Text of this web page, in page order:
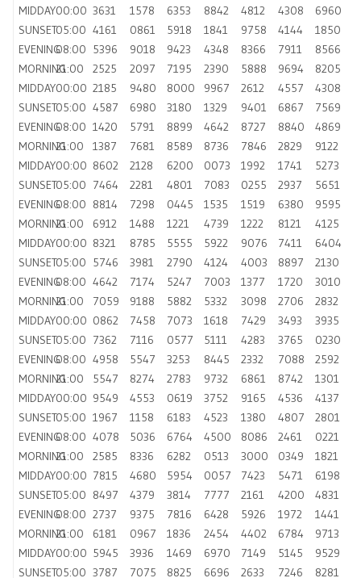
MIDDAY00:00 3631 1578 6353 8842 4812 4308
6960
SUNSET05:00 4161 0861 5918 1841 9758 4144
1850
EVENING08:00 5396 9018 9423 4348 8366 7911
8566
MORNING21:00 2525 2097 7195 2390 5888 9694
8205
MIDDAY00:00 2185 9480 8000 9967 2612 4557
4308
SUNSET05:00 4587 6980 3180 1329 9401 6867
7569
EVENING08:00 1420 5791 8899 4642 8727 8840
4869
MORNING21:00 1387 7681 8589 8736 7846 2829
9122
MIDDAY00:00 8602 2128 6200 0073 1992 1741
5273
SUNSET05:00 7464 2281 4801 7083 0255 2937
5651
EVENING08:00 8814 7298 0445 1535 1519 6380
9595
MORNING21:00 6912 1488 1221 4739 1222 8121
4125
MIDDAY00:00 8321 8785 5555 5922 9076 7411
6404
SUNSET05:00 5746 3981 2790 4124 4003 8897
2130
EVENING08:00 4642 7174 5247 7003 1377 1720
3010
MORNING21:00 7059 9188 5882 5332 3098 2706
2832
MIDDAY00:00 0862 7458 7073 1618 7429 3493
3935
SUNSET05:00 7362 7116 0577 5111 4283 3765
0230
EVENING08:00 4958 5547 3253 8445 2332 7088
2592
MORNING21:00 5547 8274 2783 9732 6861 8742
1301
MIDDAY00:00 9549 4553 0619 3752 9165 4536
4137
SUNSET05:00 1967 1158 6183 4523 1380 4807
2801
EVENING08:00 4078 5036 6764 4500 8086 2461
0221
MORNING21:00 2585 8336 6282 0513 3000 0349
1821
MIDDAY00:00 7815 4680 5954 0057 7423 5471
6198
SUNSET05:00 8497 4379 3814 7777 2161 4200
4831
EVENING08:00 2737 9375 7816 6428 5926 1972
1441
MORNING21:00 6181 0967 1836 2454 4402 6784
9713
MIDDAY00:00 5945 3936 1469 6970 7149 5145
9529
SUNSET05:00 3787 7075 8825 6696 2633 7246
8281